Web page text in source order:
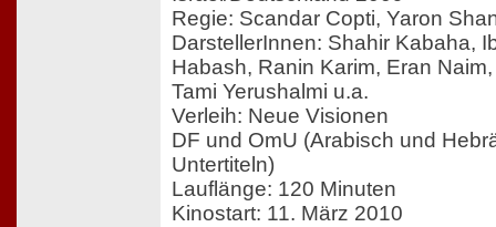
Regie: Scandar Copti, Yaron
DarstellerInnen: Shahir Kabaha,
Habash, Ranin Karim, Eran
Tami Yerushalmi u.a.
Verleih: Neue Visionen
DF und OmU (Arabisch und
Untertiteln)
Lauflänge: 120 Minuten
Kinostart: 11. März 2010